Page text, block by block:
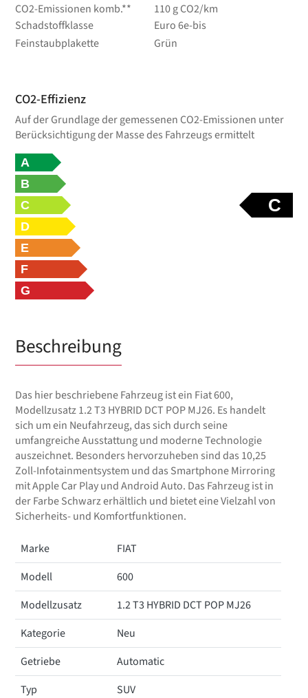
CO2-Emissionen komb.**
110 g CO2/km
Schadstoffklasse
Euro 6e-bis
Feinstaubplakette
Grün
CO2-Effizienz
Auf der Grundlage der gemessenen CO2-Emissionen unter
Berücksichtigung der Masse des Fahrzeugs ermittelt
C
A
B
C
D
E
F
G
Beschreibung
Das hier beschriebene Fahrzeug ist ein Fiat 600,
Modellzusatz 1.2 T3 HYBRID DCT POP MJ26. Es handelt
sich um ein Neufahrzeug, das sich durch seine
umfangreiche Ausstattung und moderne Technologie
auszeichnet. Besonders hervorzuheben sind das 10,25
Zoll-Infotainmentsystem und das Smartphone Mirroring
mit Apple Car Play und Android Auto. Das Fahrzeug ist in
der Farbe Schwarz erhältlich und bietet eine Vielzahl von
Sicherheits- und Komfortfunktionen.
Marke
FIAT
Modell
600
Modellzusatz
1.2 T3 HYBRID DCT POP MJ26
Kategorie
Neu
Getriebe
Automatic
Typ
SUV